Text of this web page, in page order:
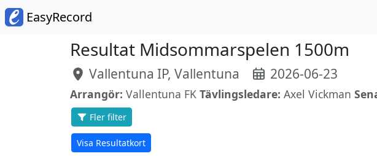
EasyRecord
Resultat Midsommarspelen 1500m
Vallentuna IP, Vallentuna 2026-06-23
Arrangör: Vallentuna FK Tävlingsledare: Axel Vickman
Fler filter
Visa Resultatkort